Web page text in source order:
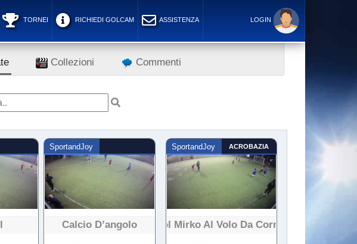
TORNEI RICHIEDI GOLCAM ASSISTENZA LOGIN
Collezioni Commenti
SportandJoy
Calcio D’angolo
SportandJoy ACROBAZIA
Gol Mirko Al Volo Da Corner